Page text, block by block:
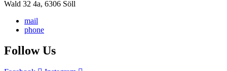
Wald 32 4a, 6306 Söll
mail
phone
Follow Us